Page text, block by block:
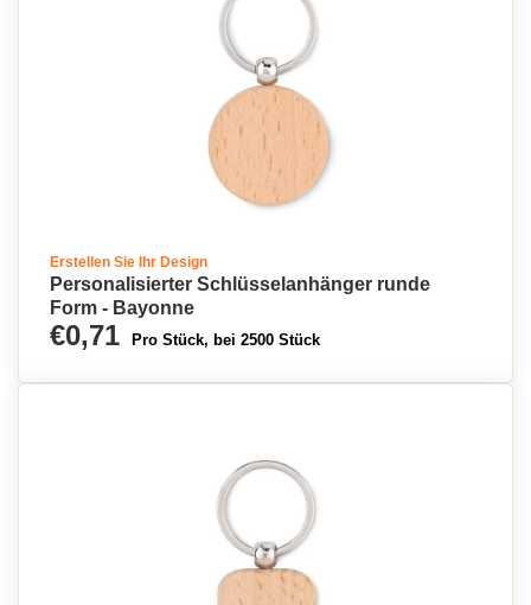
Erstellen Sie Ihr Design
Personalisierter Schlüsselanhänger runde
Form - Bayonne
€0,71 Pro Stück, bei 2500 Stück